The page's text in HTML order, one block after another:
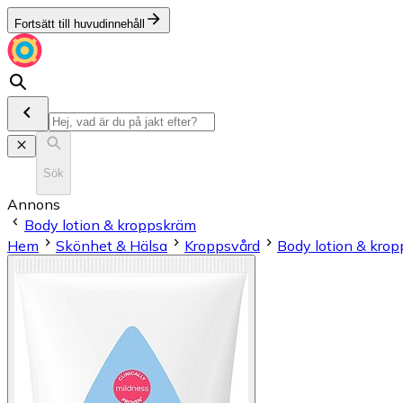
Fortsätt till huvudinnehåll
Sök
Annons
Body lotion & kroppskräm
Hem
Skönhet & Hälsa Kroppsvård Body lotion &